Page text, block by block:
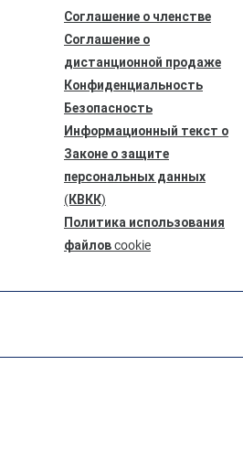
Соглашение о членстве
Соглашение о
дистанционной продаже
Конфиденциальность
Безопасность
Информационный текст о
Законе о защите
персональных данных
(КВКК)
Политика использования
файлов cookie